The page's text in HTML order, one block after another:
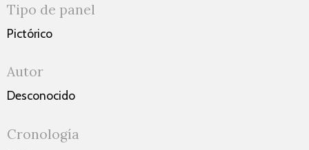
Tipo de panel
Pictórico
Autor
Desconocido
Cronología